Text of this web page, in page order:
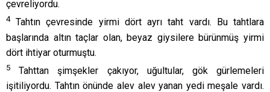
çevreliyordu.
4Tahtın çevresinde yirmi dört ayrı taht vardı. Bu tahtlara
başlarında altın taçlar olan, beyaz giysilere bürünmüş yirmi
dört ihtiyar oturmuştu.
5
Tahttan şimşekler çakıyor, uğultular, gök gürlemeleri
işitiliyordu. Tahtın önünde alev alev yanan yedi meşale vardı.